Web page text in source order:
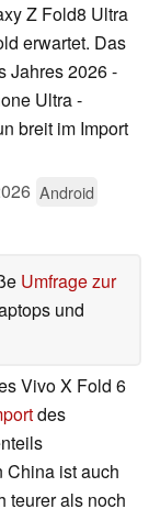
Z Fold8 Ultra
erwartet. Das
Jahres 2026 -
Ultra -
breit im Import
Android
Umfrage zur
und
Vivo X Fold 6
des
China ist auch
teurer als noch